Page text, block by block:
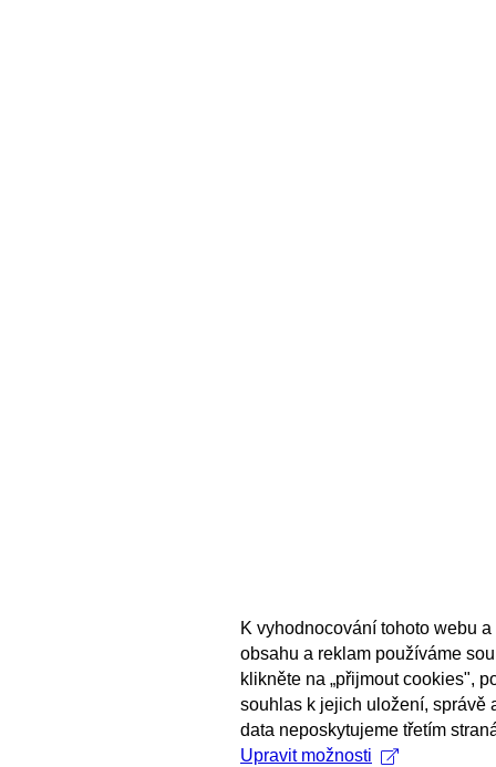
K vyhodnocování tohoto webu
obsahu a reklam používáme
klikněte na „přijmout cookies",
souhlas k jejich uložení, správě
data neposkytujeme třetím
Upravit možnosti